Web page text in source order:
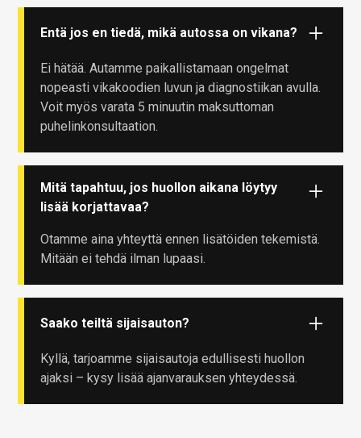
Entä jos en tiedä, mikä autossa on vikana?
Ei hätää. Autamme paikallistamaan ongelmat
nopeasti vikakoodien luvun ja diagnostiikan avulla.
Voit myös varata 5 minuutin maksuttoman
puhelinkonsultaation.
Mitä tapahtuu, jos huollon aikana löytyy
lisää korjattavaa?
Otamme aina yhteyttä ennen lisätöiden tekemistä.
Mitään ei tehdä ilman lupaasi.
Saako teiltä sijaisauton?
Kyllä, tarjoamme sijaisautoja edullisesti huollon
ajaksi – kysy lisää ajanvarauksen yhteydessä.